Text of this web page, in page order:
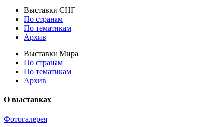
Выставки СНГ
По странам
По тематикам
Архив
Выставки Мира
По странам
По тематикам
Архив
О выставках
Фотогалерея